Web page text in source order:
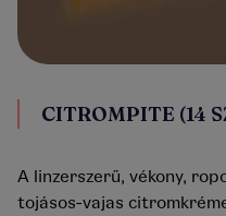
CITROMPITE (14
A linzerszerű, vékony,
tojásos-vajas